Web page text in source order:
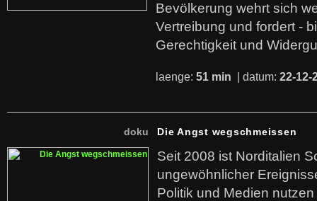
Bevölkerung wehrt sich
Vertreibung und fordert -
Gerechtigkeit und
laenge: 51 min | datum: 22-12-
doku Die Angst wegschmeissen
Seit 2008 ist Norditalien
ungewöhnlicher
Politik und Medien